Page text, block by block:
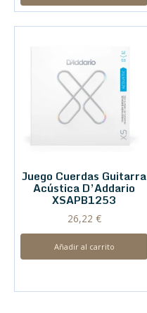
Juego Cuerdas Guitarra
Acústica D’Addario
XSAPB1253
26,22 €
Añadir al carrito